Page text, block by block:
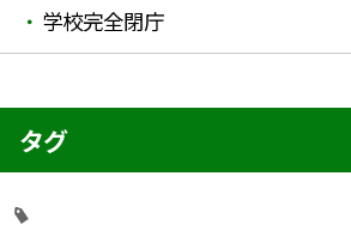
学校完全閉庁
タグ